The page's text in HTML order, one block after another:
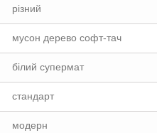
різний
мусон дерево софт-тач
білий супермат
стандарт
модерн